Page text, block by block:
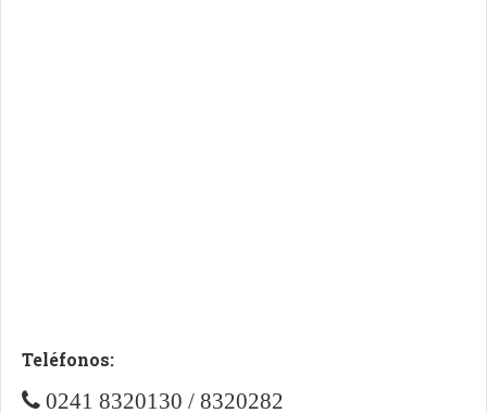
Teléfonos:
0241 8320130 / 8320282